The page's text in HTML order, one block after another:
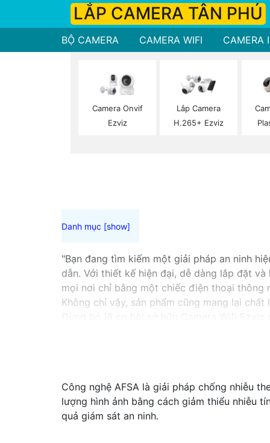
LẮP CAMERA TÂN PHÚ
BỘ CAMERA CAMERA WIFI CAMERA
Camera Onvif
Ezviz
Lắp Camera
H.265+ Ezviz
"Bạn đang tìm kiếm một giải pháp an ninh
dẫn. Với thiết kế hiện đại, dễ dàng lắp đặt
mọi nơi chỉ bằng một chiếc điện thoại thông
Không chỉ vậy, sản phẩm cũng mang lại
Công nghệ AFSA là giải pháp chống nhiễu
lượng hình ảnh bằng cách giảm thiểu nhiễu
quả giám sát an ninh.